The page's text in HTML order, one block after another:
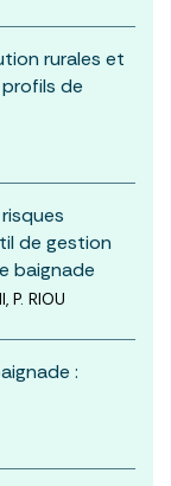
rurales et
de
de gestion
baignade
P. RIOU
: